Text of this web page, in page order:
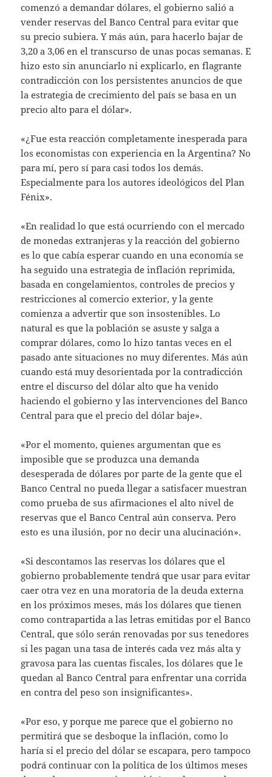
comenzó a demandar dólares, el gobierno salió a
vender reservas del Banco Central para evitar que
su precio subiera. Y más aún, para hacerlo bajar de
3,20 a 3,06 en el transcurso de unas pocas semanas. E
hizo esto sin anunciarlo ni explicarlo, en flagrante
contradicción con los persistentes anuncios de que
la estrategia de crecimiento del país se basa en un
precio alto para el dólar».
«¿Fue esta reacción completamente inesperada para
los economistas con experiencia en la Argentina? No
para mí, pero sí para casi todos los demás.
Especialmente para los autores ideológicos del Plan
Fénix».
«En realidad lo que está ocurriendo con el mercado
de monedas extranjeras y la reacción del gobierno
es lo que cabía esperar cuando en una economía se
ha seguido una estrategia de inflación reprimida,
basada en congelamientos, controles de precios y
restricciones al comercio exterior, y la gente
comienza a advertir que son insostenibles. Lo
natural es que la población se asuste y salga a
comprar dólares, como lo hizo tantas veces en el
pasado ante situaciones no muy diferentes. Más aún
cuando está muy desorientada por la contradicción
entre el discurso del dólar alto que ha venido
haciendo el gobierno y las intervenciones del Banco
Central para que el precio del dólar baje».
«Por el momento, quienes argumentan que es
imposible que se produzca una demanda
desesperada de dólares por parte de la gente que el
Banco Central no pueda llegar a satisfacer muestran
como prueba de sus afirmaciones el alto nivel de
reservas que el Banco Central aún conserva. Pero
esto es una ilusión, por no decir una alucinación».
«Si descontamos las reservas los dólares que el
gobierno probablemente tendrá que usar para evitar
caer otra vez en una moratoria de la deuda externa
en los próximos meses, más los dólares que tienen
como contrapartida a las letras emitidas por el Banco
Central, que sólo serán renovadas por sus tenedores
si les pagan una tasa de interés cada vez más alta y
gravosa para las cuentas fiscales, los dólares que le
quedan al Banco Central para enfrentar una corrida
en contra del peso son insignificantes».
«Por eso, y porque me parece que el gobierno no
permitirá que se desboque la inflación, como lo
haría si el precio del dólar se escapara, pero tampoco
podrá continuar con la política de los últimos meses